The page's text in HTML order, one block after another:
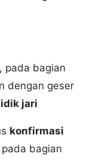
pada bagian
dengan geser
jari
konfirmasi
bagian